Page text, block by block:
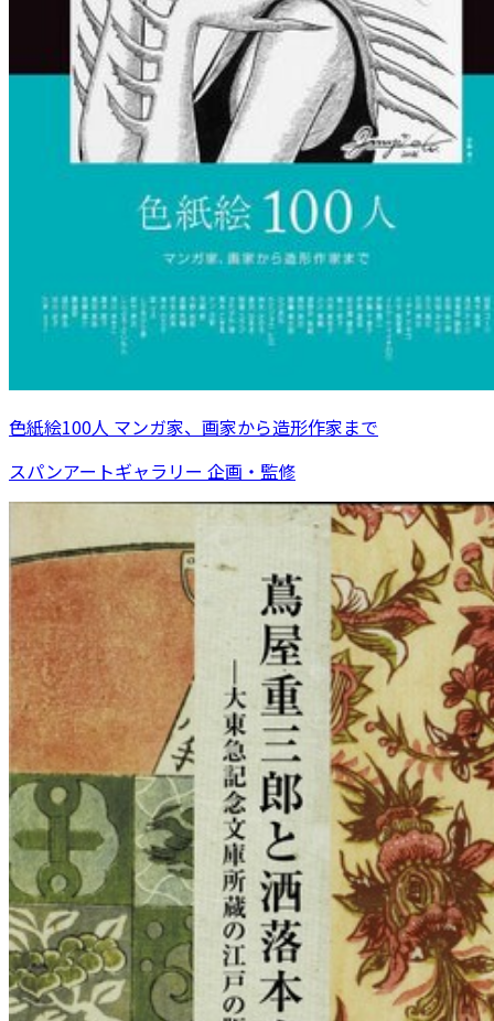
色紙絵100人 マンガ家、画家から造形作家まで
スパンアートギャラリー 企画・監修